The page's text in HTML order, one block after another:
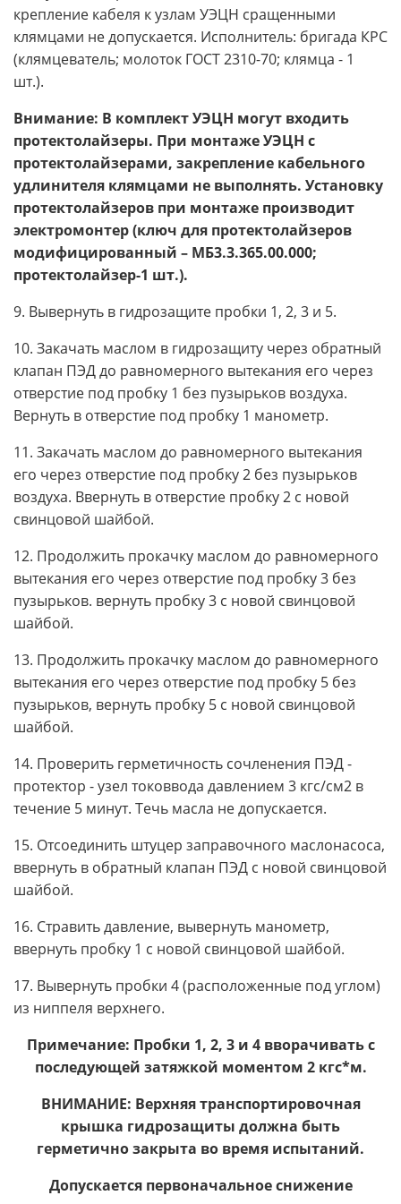
крепление кабеля к узлам УЭЦН сращенными
клямцами не допускается. Исполнитель: бригада КРС
(клямцеватель; молоток ГОСТ 2310-70; клямца - 1
шт.).
Внимание: В комплект УЭЦН могут входить
протектолайзеры. При монтаже УЭЦН с
протектолайзерами, закрепление кабельного
удлинителя клямцами не выполнять. Установку
протектолайзеров при монтаже производит
электромонтер (ключ для протектолайзеров
модифицированный – МБ3.3.365.00.000;
протектолайзер-1 шт.).
9. Вывернуть в гидрозащите пробки 1, 2, 3 и 5.
10. Закачать маслом в гидрозащиту через обратный
клапан ПЭД до равномерного вытекания его через
отверстие под пробку 1 без пузырьков воздуха.
Вернуть в отверстие под пробку 1 манометр.
11. Закачать маслом до равномерного вытекания
его через отверстие под пробку 2 без пузырьков
воздуха. Ввернуть в отверстие пробку 2 с новой
свинцовой шайбой.
12. Продолжить прокачку маслом до равномерного
вытекания его через отверстие под пробку 3 без
пузырьков. вернуть пробку 3 с новой свинцовой
шайбой.
13. Продолжить прокачку маслом до равномерного
вытекания его через отверстие под пробку 5 без
пузырьков, вернуть пробку 5 с новой свинцовой
шайбой.
14. Проверить герметичность сочленения ПЭД -
протектор - узел токоввода давлением 3 кгс/см2 в
течение 5 минут. Течь масла не допускается.
15. Отсоединить штуцер заправочного маслонасоса,
ввернуть в обратный клапан ПЭД с новой свинцовой
шайбой.
16. Стравить давление, вывернуть манометр,
ввернуть пробку 1 с новой свинцовой шайбой.
17. Вывернуть пробки 4 (расположенные под углом)
из ниппеля верхнего.
Примечание: Пробки 1, 2, 3 и 4 вворачивать с
последующей затяжкой моментом 2 кгс*м.
ВНИМАНИЕ: Верхняя транспортировочная
крышка гидрозащиты должна быть
герметично закрыта во время испытаний.
Допускается первоначальное снижение